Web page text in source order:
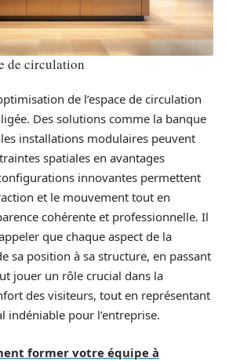
de circulation
de l’espace de circulation
Des solutions comme la banque
les installations modulaires peuvent
spatiales en avantages
innovantes permettent
et le mouvement tout en
cohérente et professionnelle. Il
que chaque aspect de la
sa position à sa structure, en passant
jouer un rôle crucial dans la
des visiteurs, tout en représentant
indéniable pour l’entreprise.
former votre équipe à